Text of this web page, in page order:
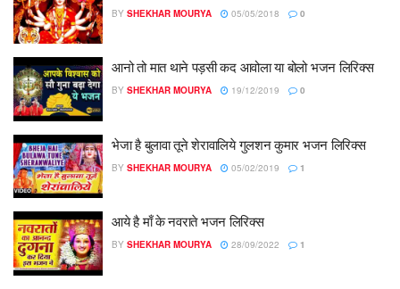
BY SHEKHAR MOURYA 05/05/2018 0
आनो तो मात थाने पड़सी कद आवोला या बोलो भजन लिरिक्स
BY SHEKHAR MOURYA 19/12/2019 0
भेजा है बुलावा तूने शेरावालिये गुलशन कुमार भजन लिरिक्स
BY SHEKHAR MOURYA 05/02/2019 1
आये है माँ के नवराते भजन लिरिक्स
BY SHEKHAR MOURYA 28/09/2022 1